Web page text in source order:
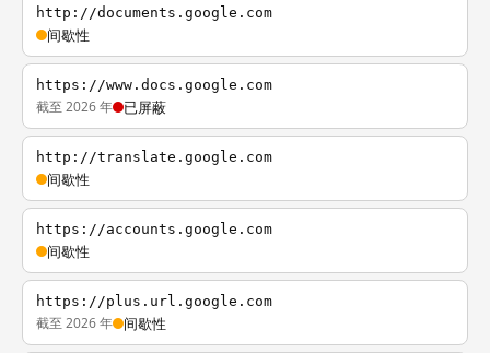
http://documents.google.com
间歇性
https://www.docs.google.com
截至 2026 年 已屏蔽
http://translate.google.com
间歇性
https://accounts.google.com
间歇性
https://plus.url.google.com
截至 2026 年 间歇性